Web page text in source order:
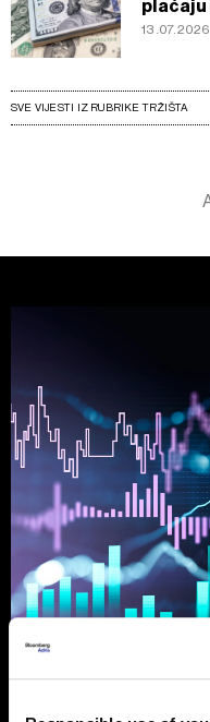
plaćaju
13.07.2026
SVE VIJESTI IZ RUBRIKE TRŽIŠTA
Ljeto na
ulagača kao